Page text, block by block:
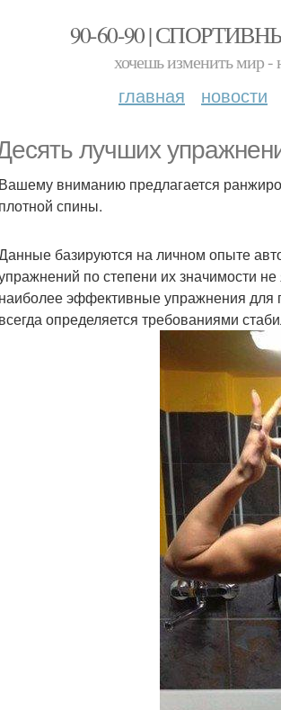
90-60-90 |
хочешь изменить мир -
главная новости
лучших
Вашему вниманию предлагается
плотной спины.
базируются на личном опыте
по степени их значимости
наиболее эффективные упражнения
всегда определяется требованиями